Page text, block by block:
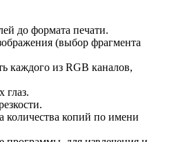
до формата печати.
(выбор фрагмента
каждого из RGB каналов,
глаз.
количества копий по имени